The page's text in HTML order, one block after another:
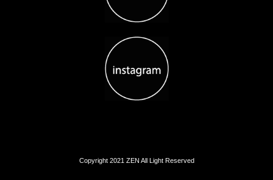
Copyright 2021 ZEN All Light Reserved